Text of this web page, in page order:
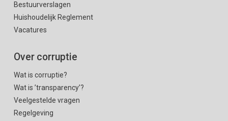
Bestuurverslagen
Huishoudelijk Reglement
Vacatures
Over corruptie
Wat is corruptie?
Wat is ’transparency’?
Veelgestelde vragen
Regelgeving